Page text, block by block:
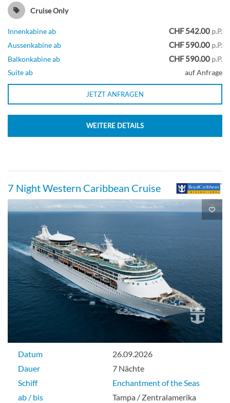
Cruise Only
Innenkabine ab CHF 542.00 p.P.
Aussenkabine ab
CHF 590.00 p.P.
Balkonkabine ab
CHF 590.00 p.P.
Suite ab
auf Anfrage
JETZT ANFRAGEN
WEITERE DETAILS
7 Night Western Caribbean Cruise
Datum
26.09.2026
Dauer
7 Nächte
Schiff
Enchantment of the Seas
ab / bis
Tampa / Zentralamerika